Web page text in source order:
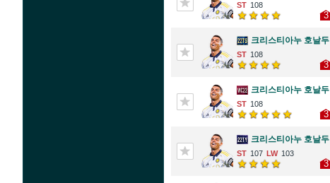
108
3
크리스티아누 호날두
108
3
크리스티아누 호날두
108
3
크리스티아누 호날두
107
103
3